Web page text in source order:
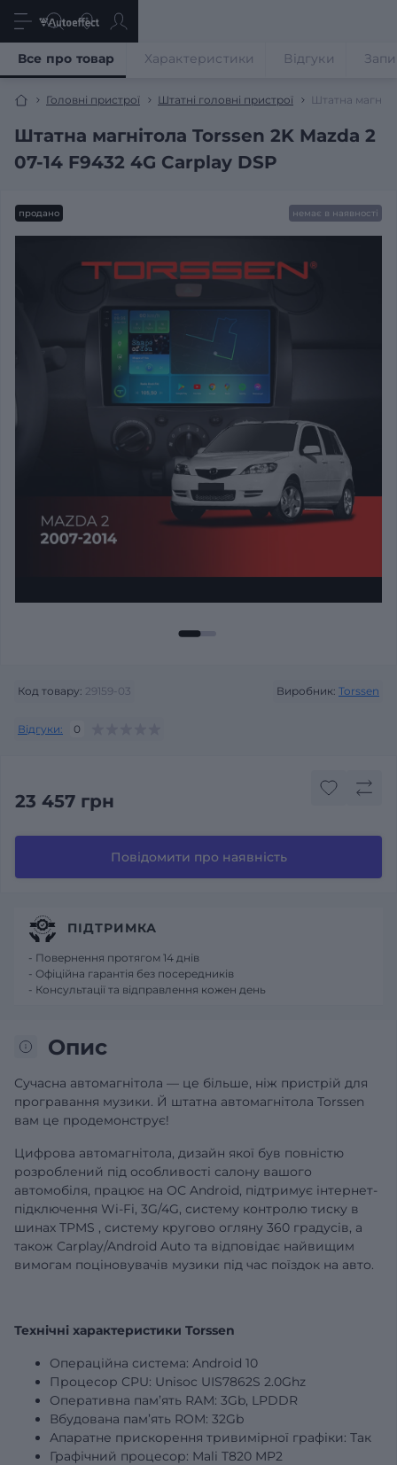
Головні пристрої Штатні головні пристрої Штатна
Штатна магнітола Torssen 2K Mazda 2
07-14 F9432 4G Carplay DSP
Все про товар Характеристики Відгуки
продано немає в наявності
Код товару: 29159-03 Виробник: Torssen
Відгуки: 0
23 457 грн
Повідомити про наявність
Опис
Сучасна автомагнітола — це більше, ніж пристрій для
програвання музики. Й штатна автомагнітола Torssen
вам це продемонструє!
Цифрова автомагнітола, дизайн якої був повністю
розроблений під особливості салону вашого
автомобіля, працює на ОС Android, підтримує інтернет-
підключення Wi-Fi, 3G/4G, систему контролю тиску в
шинах TPMS , систему кругово огляну 360 градусів, а
також Carplay/Android Auto та відповідає найвищим
вимогам поціновувачів музики під час поїздок на авто.
Технічні характеристики Torssen
Операційна система: Android 10
Процесор CPU: Unisoc UIS7862S 2.0Ghz
Оперативна пам’ять RAM: 3Gb, LPDDR
Вбудована пам’ять ROM: 32Gb
Апаратне прискорення тривимірної графіки: Так
Графічний процесор: Mali T820 MP2
ПІДТРИМКА
- Повернення протягом 14 днів
- Офіційна гарантія без посередників
- Консультації та відправлення кожен день